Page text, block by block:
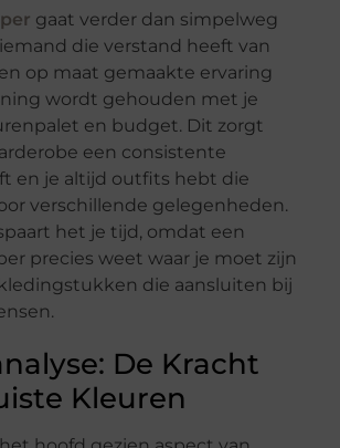
gaat verder dan simpelweg
die verstand heeft van
op maat gemaakte ervaring
wordt gehouden met je
en budget. Dit zorgt
een consistente
en je altijd outfits hebt die
verschillende gelegenheden.
het je tijd, omdat een
precies weet waar je moet zijn
die aansluiten bij
De Kracht
Kleuren